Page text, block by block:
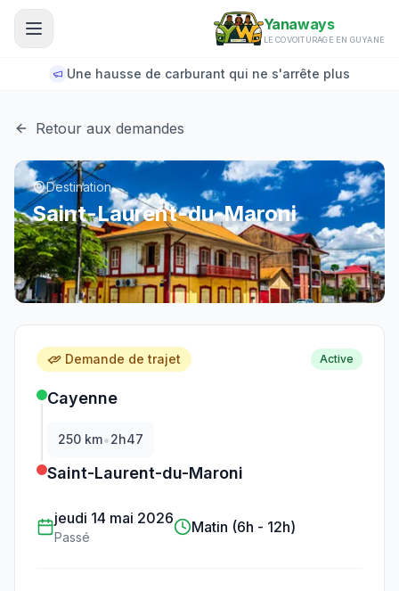
Aller au contenu principal
Yanaways
LE COVOITURAGE EN GUYANE
Une hausse de carburant qui ne s'arrête plus
Retour aux demandes
Destination
Saint-Laurent-du-Maroni
Demande de trajet Active
Cayenne
250 km•2h47
Saint-Laurent-du-Maroni
jeudi 14 mai 2026
Passé
Matin (6h - 12h)